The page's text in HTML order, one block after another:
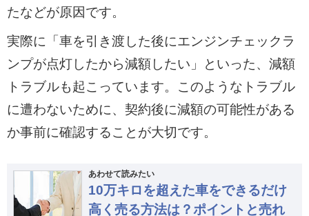
たなどが原因です。
実際に「車を引き渡した後にエンジンチェックラ
ンプが点灯したから減額したい」といった、減額
トラブルも起こっています。このようなトラブル
に遭わないために、契約後に減額の可能性がある
か事前に確認することが大切です。
あわせて読みたい
10万キロを超えた車をできるだけ
高く売る方法は？ポイントと売れ